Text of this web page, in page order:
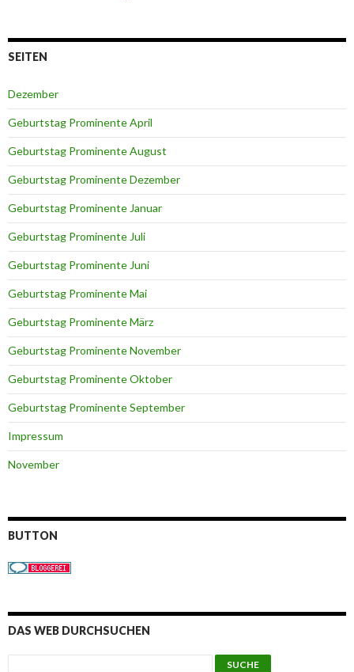
SEITEN
Dezember
Geburtstag Prominente April
Geburtstag Prominente August
Geburtstag Prominente Dezember
Geburtstag Prominente Januar
Geburtstag Prominente Juli
Geburtstag Prominente Juni
Geburtstag Prominente Mai
Geburtstag Prominente März
Geburtstag Prominente November
Geburtstag Prominente Oktober
Geburtstag Prominente September
Impressum
November
BUTTON
DAS WEB DURCHSUCHEN